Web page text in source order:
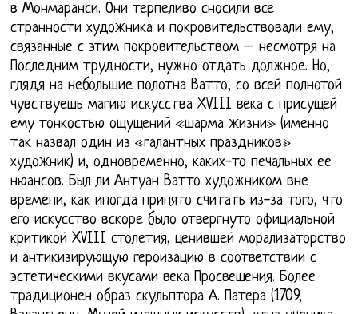
в Монмаранси. Они терпеливо сносили все
странности художника и покровительствовали ему,
связанные с этим покровительством – несмотря на
Последним трудности, нужно отдать должное. Но,
глядя на небольшие полотна Ватто, со всей полнотой
чувствуешь магию искусства XVIII века с присущей
ему тонкостью ощущений «шарма жизни» (именно
так назвал один из «галантных праздников»
художник) и, одновременно, каких-то печальных ее
нюансов. Был ли Антуан Ватто художником вне
времени, как иногда принято считать из-за того, что
его искусство вскоре было отвергнуто официальной
критикой XVIII столетия, ценившей морализаторство
и антикизирующую героизацию в соответствии с
эстетическими вкусами века Просвещения. Более
традиционен образ скульптора А. Патера (1709,